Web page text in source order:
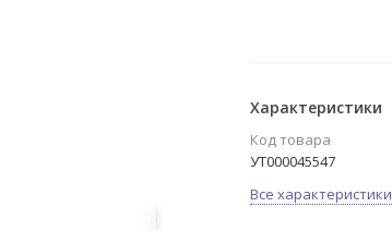
Характеристики
Код товара
УТ000045547
Все характеристики